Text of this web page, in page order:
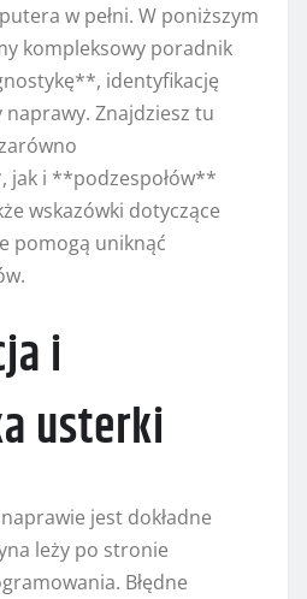
w pełni. W poniższym
kompleksowy poradnik
identyfikację
Znajdziesz tu
i **podzespołów**
wskazówki dotyczące
pomogą uniknąć
i
usterki
jest dokładne
leży po stronie
Błędne